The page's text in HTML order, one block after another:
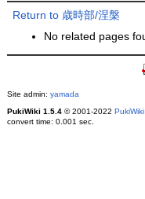
Return to 歳時部/涅槃
No related pages
Site admin: yamada
PukiWiki 1.5.4© 2001-2022
convert time: 0.001 sec.